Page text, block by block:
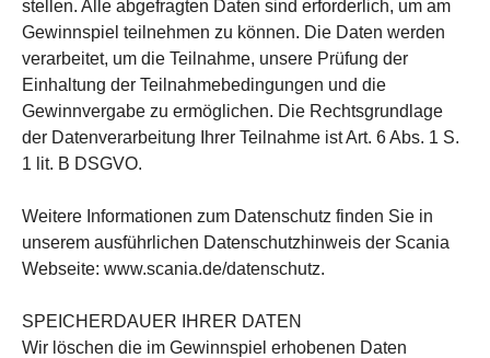
stellen. Alle abgefragten Daten sind erforderlich, um am
Gewinnspiel teilnehmen zu können. Die Daten werden
verarbeitet, um die Teilnahme, unsere Prüfung der
Einhaltung der Teilnahmebedingungen und die
Gewinnvergabe zu ermöglichen. Die Rechtsgrundlage
der Datenverarbeitung Ihrer Teilnahme ist Art. 6 Abs. 1 S.
1 lit. B DSGVO.
Weitere Informationen zum Datenschutz finden Sie in
unserem ausführlichen Datenschutzhinweis der Scania
Webseite: www.scania.de/datenschutz.
SPEICHERDAUER IHRER DATEN
Wir löschen die im Gewinnspiel erhobenen Daten